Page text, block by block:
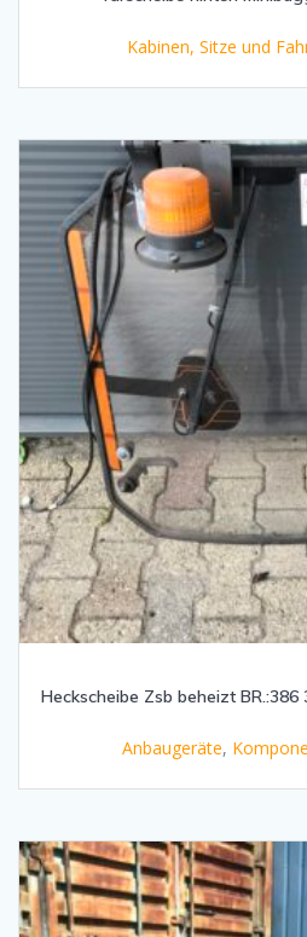
Kabinen, Sitze und
Heckscheibe Zsb beheizt
Anbaugeräte,